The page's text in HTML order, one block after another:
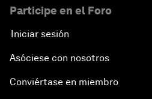
Participe en el Foro
Iniciar sesión
Asóciese con nosotros
Conviértase en miembro